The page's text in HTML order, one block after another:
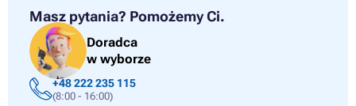
Masz pytania? Pomożemy Ci.
Doradca
w wyborze
+48 222 235 115
(8:00 - 16:00)